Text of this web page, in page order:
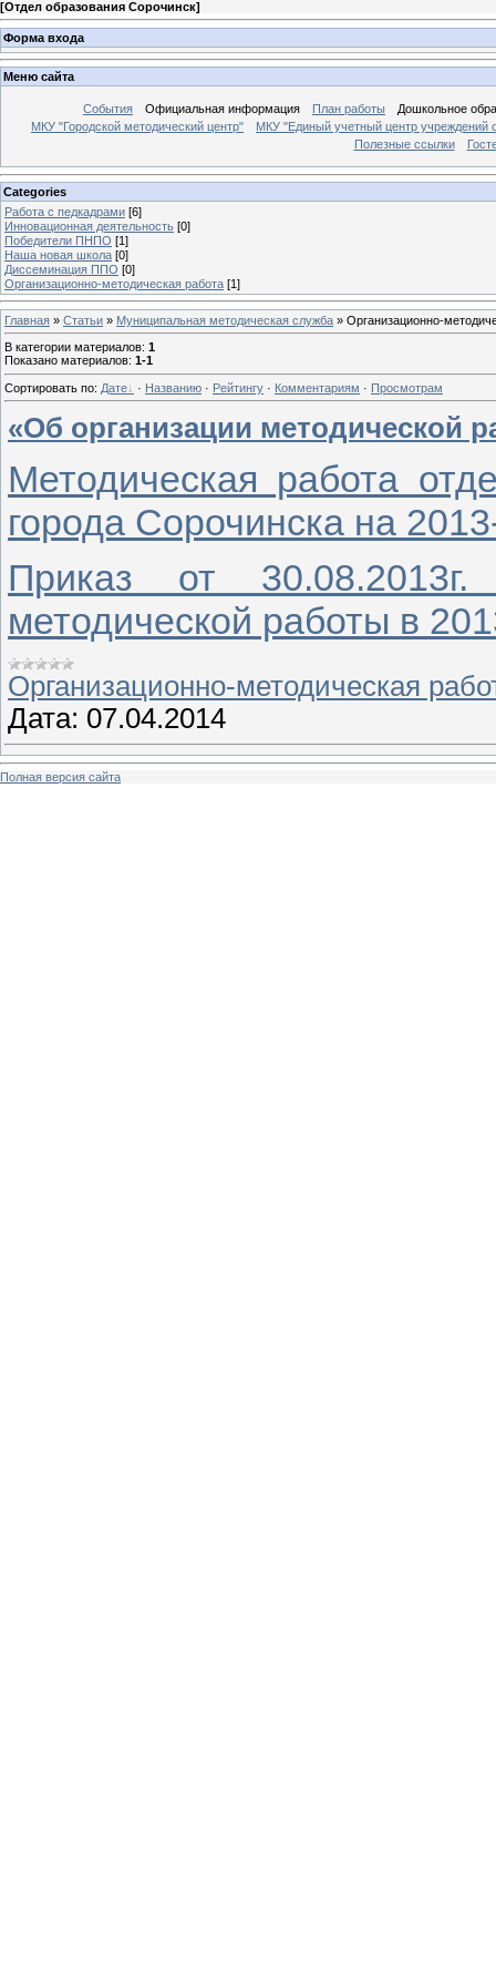
[Отдел образования Сорочинск]
Форма входа
Меню сайта
События Официальная информация План работы
Дошкольное
МКУ "Городской методический центр"
МКУ "Единый учетный центр учреждений
Полезные ссылки
Categories
Работа с педкадрами [6]
Инновационная деятельность [0]
Победители ПНПО [1]
Наша новая школа [0]
Диссеминация ППО [0]
Организационно-методическая работа [1]
Главная » Статьи » Муниципальная методическая служба » Организационно-
В категории материалов: 1
Показано материалов: 1-1
Сортировать по: Дате · Названию · Рейтингу · Комментариям · Просмотрам
«Об организации методической
Методическая работа
города Сорочинска на
Приказ от
методической работы в
Организационно-методическая
Дата: 07.04.2014
Полная версия сайта